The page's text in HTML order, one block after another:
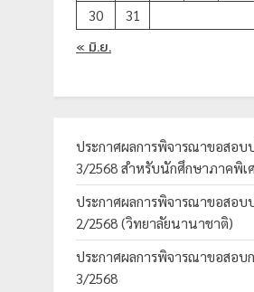
30
31
« มิ.ย.
ประกาศผลการพิจารณาขอสอบ
3/2568 สำหรับนักศึกษาภาคพิเ
ประกาศผลการพิจารณาขอสอบ
2/2568 (วิทยาลัยนานาชาติ)
ประกาศผลการพิจารณาขอสอบ
3/2568